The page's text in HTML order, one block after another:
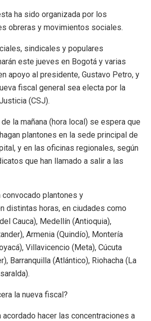
ha sido organizada por los
obreras y movimientos sociales.
sindicales y populares
este jueves en Bogotá y varias
apoyo al presidente, Gustavo Petro, y
fiscal general sea electa por la
(CSJ).
la mañana (hora local) se espera que
plantones en la sede principal de
y en las oficinas regionales, según
que han llamado a salir a las
convocado plantones y
distintas horas, en ciudades como
Cauca), Medellín (Antioquia),
Armenia (Quindío), Montería
Villavicencio (Meta), Cúcuta
Barranquilla (Atlántico), Riohacha (La
la nueva fiscal?
acordado hacer las concentraciones a